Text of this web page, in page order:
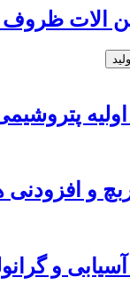
الات
و افزودنی
و